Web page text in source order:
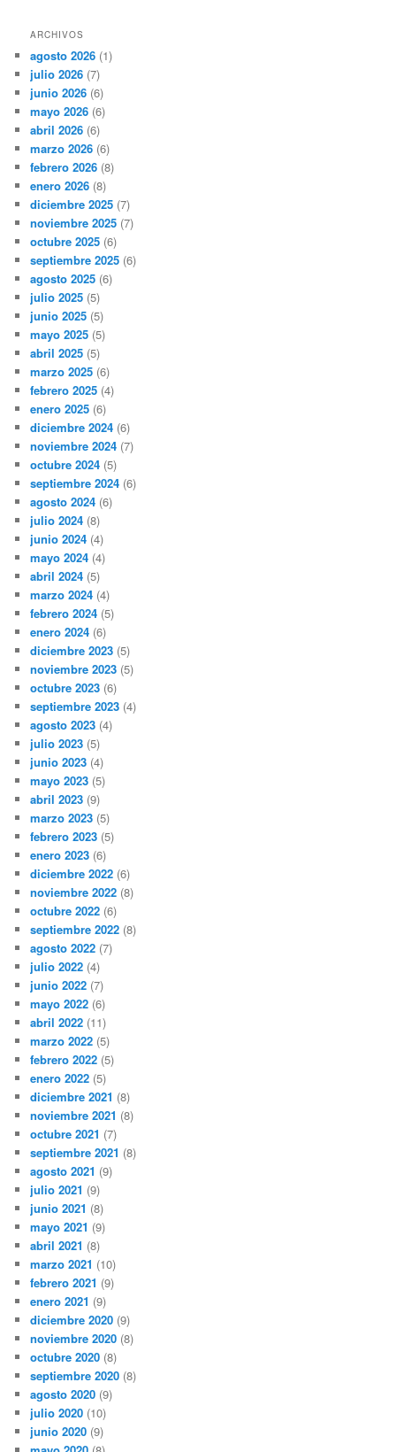
ARCHIVOS
agosto 2026 (1)
julio 2026 (7)
junio 2026 (6)
mayo 2026 (6)
abril 2026 (6)
marzo 2026 (6)
febrero 2026 (8)
enero 2026 (8)
diciembre 2025 (7)
noviembre 2025 (7)
octubre 2025 (6)
septiembre 2025 (6)
agosto 2025 (6)
julio 2025 (5)
junio 2025 (5)
mayo 2025 (5)
abril 2025 (5)
marzo 2025 (6)
febrero 2025 (4)
enero 2025 (6)
diciembre 2024 (6)
noviembre 2024 (7)
octubre 2024 (5)
septiembre 2024 (6)
agosto 2024 (6)
julio 2024 (8)
junio 2024 (4)
mayo 2024 (4)
abril 2024 (5)
marzo 2024 (4)
febrero 2024 (5)
enero 2024 (6)
diciembre 2023 (5)
noviembre 2023 (5)
octubre 2023 (6)
septiembre 2023 (4)
agosto 2023 (4)
julio 2023 (5)
junio 2023 (4)
mayo 2023 (5)
abril 2023 (9)
marzo 2023 (5)
febrero 2023 (5)
enero 2023 (6)
diciembre 2022 (6)
noviembre 2022 (8)
octubre 2022 (6)
septiembre 2022 (8)
agosto 2022 (7)
julio 2022 (4)
junio 2022 (7)
mayo 2022 (6)
abril 2022 (11)
marzo 2022 (5)
febrero 2022 (5)
enero 2022 (5)
diciembre 2021 (8)
noviembre 2021 (8)
octubre 2021 (7)
septiembre 2021 (8)
agosto 2021 (9)
julio 2021 (9)
junio 2021 (8)
mayo 2021 (9)
abril 2021 (8)
marzo 2021 (10)
febrero 2021 (9)
enero 2021 (9)
diciembre 2020 (9)
noviembre 2020 (8)
octubre 2020 (8)
septiembre 2020 (8)
agosto 2020 (9)
julio 2020 (10)
junio 2020 (9)